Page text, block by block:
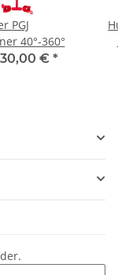
PGJ
40°-360°
30,00 € *